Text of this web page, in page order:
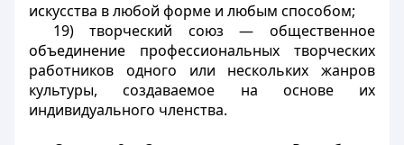
искусства в любой форме и любым способом;
19) творческий союз — общественное
объединение профессиональных творческих
работников одного или нескольких жанров
культуры, создаваемое на основе их
индивидуального членства.